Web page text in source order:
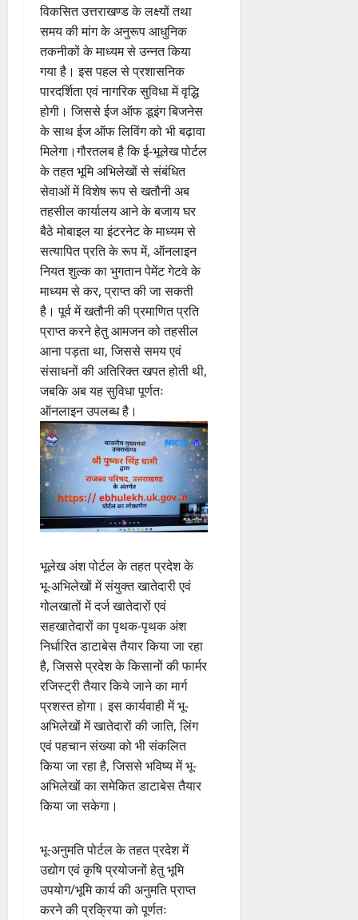
विकसित उत्तराखण्ड के लक्ष्यों तथा
समय की मांग के अनुरूप आधुनिक
तकनीकों के माध्यम से उन्नत किया
गया है। इस पहल से प्रशासनिक
पारदर्शिता एवं नागरिक सुविधा में वृद्धि
होगी। जिससे ईज ऑफ डूइंग बिजनेस
के साथ ईज ऑफ लिविंग को भी बढ़ावा
मिलेगा।गौरतलब है कि ई-भूलेख पोर्टल
के तहत भूमि अभिलेखों से संबंधित
सेवाओं में विशेष रूप से खतौनी अब
तहसील कार्यालय आने के बजाय घर
बैठे मोबाइल या इंटरनेट के माध्यम से
सत्यापित प्रति के रूप में, ऑनलाइन
नियत शुल्क का भुगतान पेमेंट गेटवे के
माध्यम से कर, प्राप्त की जा सकती
है। पूर्व में खतौनी की प्रमाणित प्रति
प्राप्त करने हेतु आमजन को तहसील
आना पड़ता था, जिससे समय एवं
संसाधनों की अतिरिक्त खपत होती थी,
जबकि अब यह सुविधा पूर्णतः
ऑनलाइन उपलब्ध है।
भूलेख अंश पोर्टल के तहत प्रदेश के
भू-अभिलेखों में संयुक्त खातेदारी एवं
गोलखातों में दर्ज खातेदारों एवं
सहखातेदारों का पृथक-पृथक अंश
निर्धारित डाटाबेस तैयार किया जा रहा
है, जिससे प्रदेश के किसानों की फार्मर
रजिस्ट्री तैयार किये जाने का मार्ग
प्रशस्त होगा। इस कार्यवाही में भू-
अभिलेखों में खातेदारों की जाति, लिंग
एवं पहचान संख्या को भी संकलित
किया जा रहा है, जिससे भविष्य में भू-
अभिलेखों का समेकित डाटाबेस तैयार
किया जा सकेगा।
भू-अनुमति पोर्टल के तहत प्रदेश में
उद्योग एवं कृषि प्रयोजनों हेतु भूमि
उपयोग/भूमि कार्य की अनुमति प्राप्त
करने की प्रक्रिया को पूर्णतः